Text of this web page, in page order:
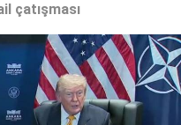
çatışması